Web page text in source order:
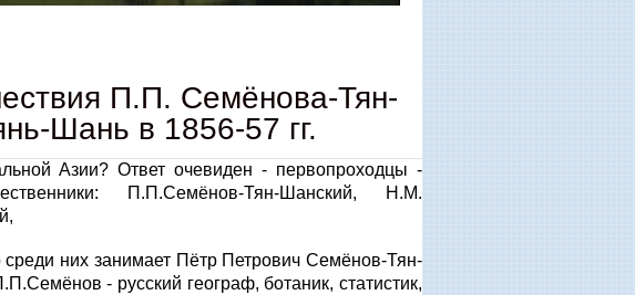
П.П. Семёнова-Тян-
Шань в 1856-57 гг.
Азии? Ответ очевиден - первопроходцы -
П.П.Семёнов-Тян-Шанский, Н.М.
них занимает Пётр Петрович Семёнов-Тян-
- русский географ, ботаник, статистик,